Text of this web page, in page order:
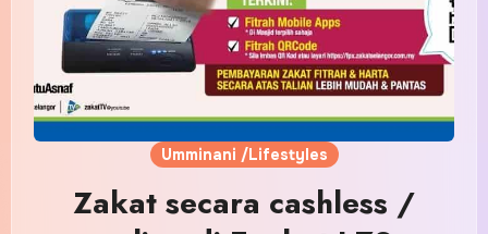
Umminani /Lifestyles
Zakat secara cashless /